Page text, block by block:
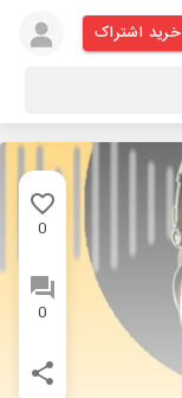
خرید اشتراک
0
0